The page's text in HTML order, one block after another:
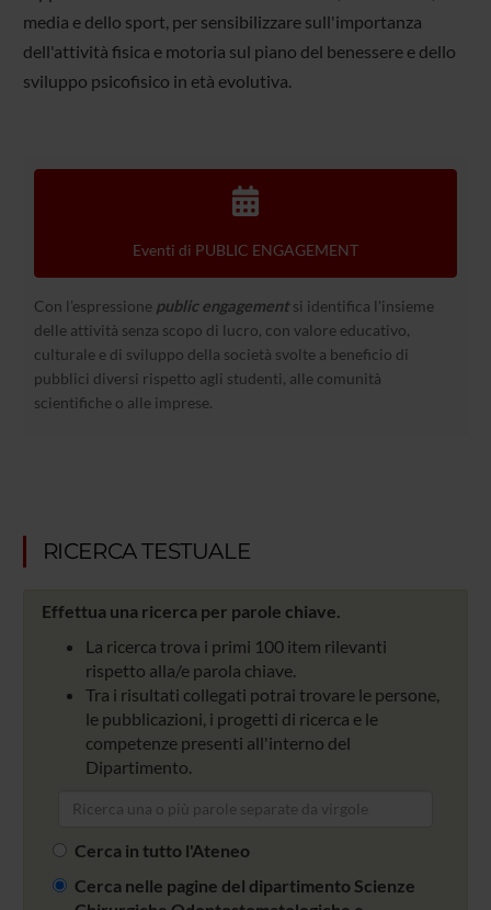
media e dello sport, per sensibilizzare sull'importanza
dell'attività fisica e motoria sul piano del benessere e dello
sviluppo psicofisico in età evolutiva.
Eventi di PUBLIC ENGAGEMENT
Con l’espressione public engagementsi identifica l'insieme
delle attività senza scopo di lucro, con valore educativo,
culturale e di sviluppo della società svolte a beneficio di
pubblici diversi rispetto agli studenti, alle comunità
scientifiche o alle imprese.
RICERCA TESTUALE
Effettua una ricerca per parole chiave.
La ricerca trova i primi 100 item rilevanti
rispetto alla/e parola chiave.
Tra i risultati collegati potrai trovare le persone,
le pubblicazioni, i progetti di ricerca e le
competenze presenti all'interno del
Dipartimento.
Cerca in tutto l'Ateneo
Cerca nelle pagine del dipartimento Scienze